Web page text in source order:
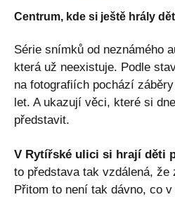
Centrum, kde si ještě hrály
Série snímků od neznámého
která už neexistuje. Podle
na fotografiích pochází
let. A ukazují věci, které si
představit.
V Rytířské ulici si hrají děti
to představa tak vzdálená, že
Přitom to není tak dávno, co